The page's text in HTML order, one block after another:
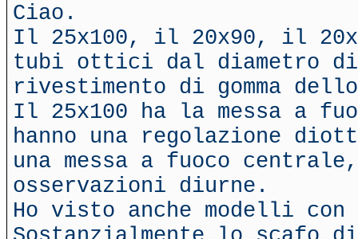
Ciao.
Il 25x100, il 20x90, il
tubi ottici dal diametro
rivestimento di gomma
Il 25x100 ha la messa a
hanno una regolazione
una messa a fuoco
osservazioni diurne.
Ho visto anche modelli